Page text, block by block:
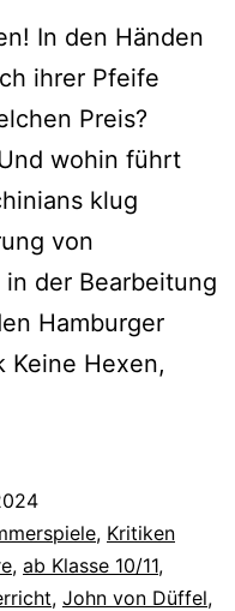
In den Händen
ihrer Pfeife
Preis?
wohin führt
klug
von
in der Bearbeitung
Hamburger
Keine Hexen,
, Kritiken
, ab Klasse 10/11,
, John von Düffel,